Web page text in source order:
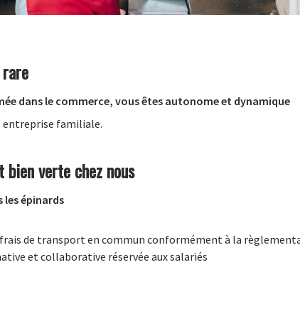
dans le commerce, vous êtes autonome et dynamique
entreprise familiale.
bien verte chez nous
les épinards
frais de transport en commun conformément à la
et collaborative réservée aux salariés